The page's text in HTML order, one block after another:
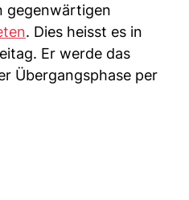
gegenwärtigen
. Dies heisst es in
Er werde das
Übergangsphase per